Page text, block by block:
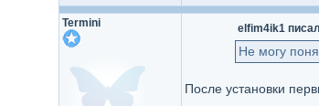
Termini elfim4ik1
Не могу
После установки